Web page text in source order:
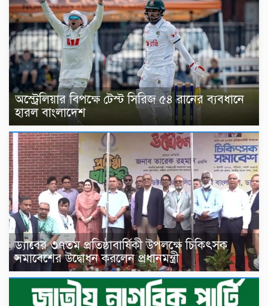
অস্ট্রেলিয়ার বিপক্ষে টেস্ট সিরিজ ৫৪ রানের ব্যবধানে
হারল বাংলাদেশ
ড্যাবের ৩৭তম প্রতিষ্ঠাবার্ষিকী উপলক্ষে চিকিৎসক
সমাবেশের উদ্বোধন করলেন প্রধানমন্ত্রী